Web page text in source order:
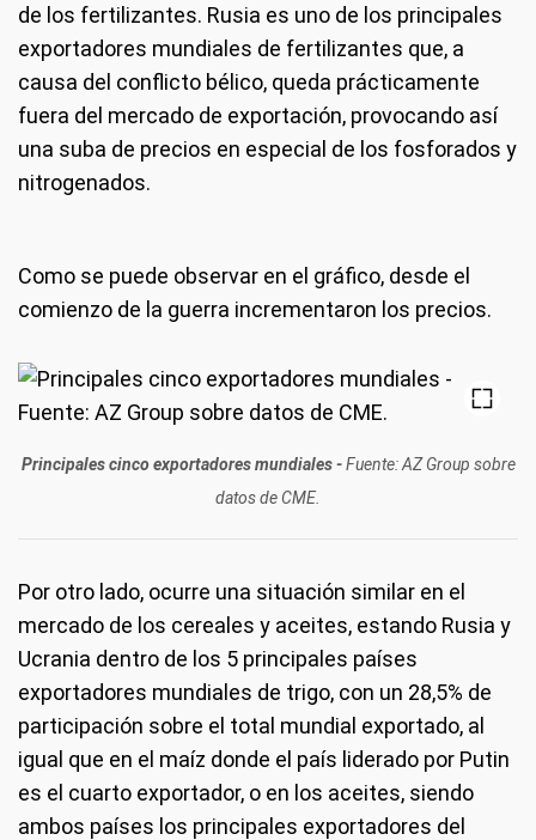
de los fertilizantes. Rusia es uno de los principales
exportadores mundiales de fertilizantes que, a
causa del conflicto bélico, queda prácticamente
fuera del mercado de exportación, provocando así
una suba de precios en especial de los fosforados y
nitrogenados.
Como se puede observar en el gráfico, desde el
comienzo de la guerra incrementaron los precios.
Principales cinco exportadores mundiales -Fuente: AZ Group sobre
datos de CME.
Por otro lado, ocurre una situación similar en el
mercado de los cereales y aceites, estando Rusia y
Ucrania dentro de los 5 principales países
exportadores mundiales de trigo, con un 28,5% de
participación sobre el total mundial exportado, al
igual que en el maíz donde el país liderado por Putin
es el cuarto exportador, o en los aceites, siendo
ambos países los principales exportadores del